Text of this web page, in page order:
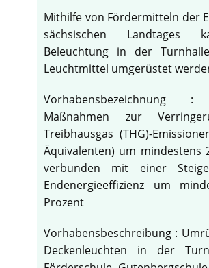
Mithilfe von Fördermitteln der
sächsischen Landtages
Beleuchtung in der
Leuchtmittel umgerüstet
Vorhabensbezeichnung :
Maßnahmen zur
Treibhausgas (THG)-
Äquivalenten) um mindestens
verbunden mit einer
Endenergieeffizienz um
Prozent
Vorhabensbeschreibung :
Deckenleuchten in der